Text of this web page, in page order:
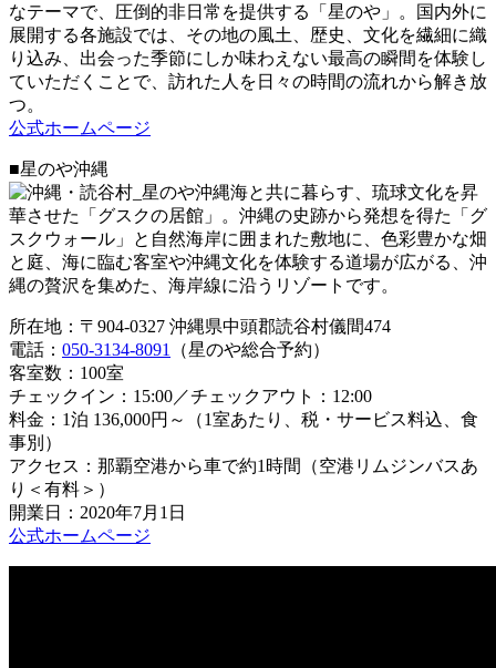
なテーマで、圧倒的非日常を提供する「星のや」。国内外に
展開する各施設では、その地の風土、歴史、文化を繊細に織
り込み、出会った季節にしか味わえない最高の瞬間を体験し
ていただくことで、訪れた人を日々の時間の流れから解き放
つ。
公式ホームページ
■星のや沖縄
海と共に暮らす、琉球文化を昇
華させた「グスクの居館」。沖縄の史跡から発想を得た「グ
スクウォール」と自然海岸に囲まれた敷地に、色彩豊かな畑
と庭、海に臨む客室や沖縄文化を体験する道場が広がる、沖
縄の贅沢を集めた、海岸線に沿うリゾートです。
所在地：〒904-0327 沖縄県中頭郡読谷村儀間474
電話： 050-3134-8091
（星のや総合予約）
客室数：100室
チェックイン：15:00／チェックアウト：12:00
料金：1泊 136,000円～（1室あたり、税・サービス料込、食
事別）
アクセス：那覇空港から車で約1時間（空港リムジンバスあ
り＜有料＞）
開業日：2020年7月1日
公式ホームページ